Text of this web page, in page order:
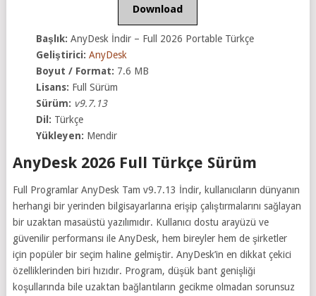
Download
Başlık: AnyDesk İndir – Full 2026 Portable Türkçe
Geliştirici: AnyDesk
Boyut / Format: 7.6 MB
Lisans: Full Sürüm
Sürüm: v9.7.13
Dil: Türkçe
Yükleyen: Mendir
AnyDesk 2026 Full Türkçe Sürüm
Full Programlar AnyDesk Tam v9.7.13 İndir, kullanıcıların dünyanın
herhangi bir yerinden bilgisayarlarına erişip çalıştırmalarını sağlayan
bir uzaktan masaüstü yazılımıdır. Kullanıcı dostu arayüzü ve
güvenilir performansı ile AnyDesk, hem bireyler hem de şirketler
için popüler bir seçim haline gelmiştir. AnyDesk’in en dikkat çekici
özelliklerinden biri hızıdır. Program, düşük bant genişliği
koşullarında bile uzaktan bağlantıların gecikme olmadan sorunsuz